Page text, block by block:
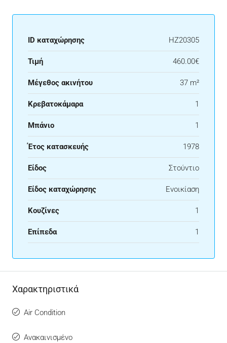
ID καταχώρησης HZ20305
Τιμή 460.00€
Μέγεθος ακινήτου 37 m²
Κρεβατοκάμαρα 1
Μπάνιο 1
Έτος κατασκευής 1978
Είδος Στούντιο
Είδος καταχώρησης Ενοικίαση
Κουζίνες 1
Επίπεδα 1
Χαρακτηριστικά
Air Condition
Ανακαινισμένο